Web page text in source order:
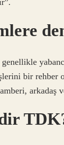
bir
arkadaş